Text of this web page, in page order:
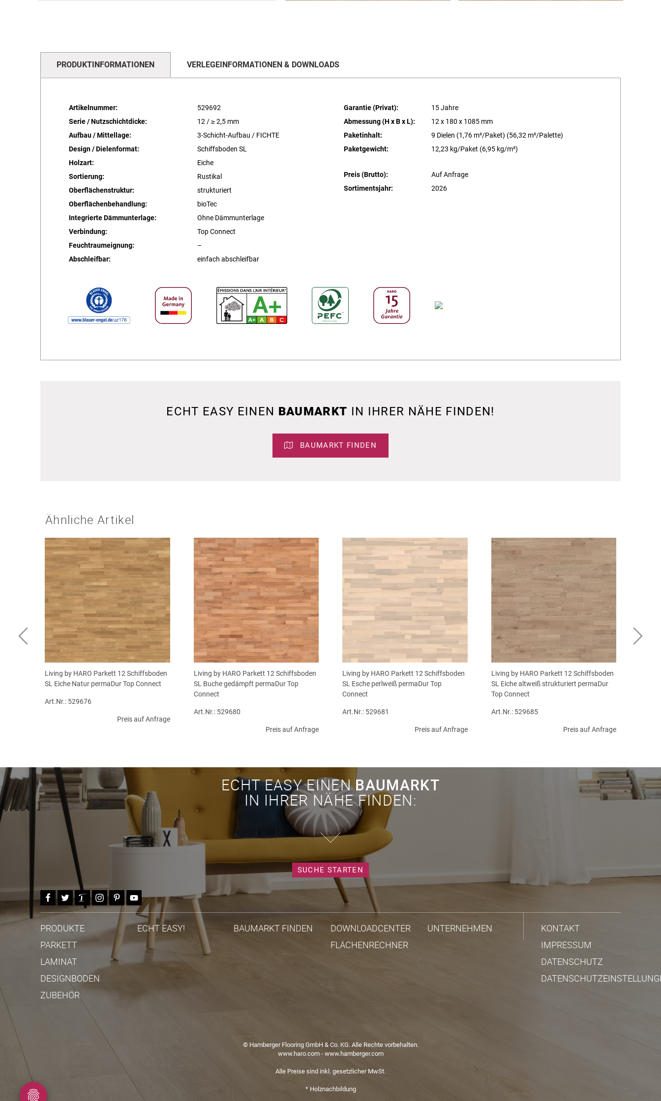
PRODUKTINFORMATIONEN VERLEGEINFORMATIONEN & DOWNLOADS
Artikelnummer:
529692
Serie / Nutzschichtdicke:
12 / ≥ 2,5 mm
Aufbau / Mittellage:
3-Schicht-Aufbau / FICHTE
Design / Dielenformat:
Schiffsboden SL
Holzart:
Eiche
Sortierung:
Rustikal
Oberflächenstruktur:
strukturiert
Oberflächenbehandlung:
bioTec
Integrierte Dämmunterlage:
Ohne Dämmunterlage
Verbindung:
Top Connect
Feuchtraumeignung:
–
Abschleifbar:
einfach abschleifbar
Garantie (Privat):
15 Jahre
Abmessung (H x B x L):
12 x 180 x 1085 mm
Paketinhalt:
9 Dielen (1,76 m²/Paket) (56,32 m²/Palette)
Paketgewicht:
12,23 kg/Paket (6,95 kg/m²)
Preis (Brutto):
Auf Anfrage
Sortimentsjahr:
2026
ECHT EASY EINEN BAUMARKT IN IHRER NÄHE FINDEN!
BAUMARKT FINDEN
Ähnliche Artikel
Living by HARO Parkett 12 Schiffsboden
SL Eiche Natur permaDur Top Connect
Art.Nr.: 529676
Preis auf Anfrage
Living by HARO Parkett 12 Schiffsboden
SL Buche gedämpft permaDur Top
Connect
Art.Nr.: 529680
Preis auf Anfrage
Living by HARO Parkett 12 Schiffsboden
SL Esche perlweiß permaDur Top
Connect
Art.Nr.: 529681
Preis auf Anfrage
Living by HARO Parkett 12 Schiffsboden
SL Eiche altweiß strukturiert permaDur
Top Connect
Art.Nr.: 529685
Preis auf Anfrage
ECHT EASY EINENBAUMARKT
IN IHRER NÄHE FINDEN:
SUCHE STARTEN
PRODUKTE
PARKETT
LAMINAT
DESIGNBODEN
ZUBEHÖR
ECHT EASY! BAUMARKT FINDEN
DOWNLOADCENTER
FLÄCHENRECHNER
UNTERNEHMEN
KONTAKT
IMPRESSUM
DATENSCHUTZ
© Hamberger Flooring GmbH & Co. KG. Alle Rechte vorbehalten.
www.haro.com- www.hamberger.com
Alle Preise sind inkl. gesetzlicher MwSt.
* Holznachbildung